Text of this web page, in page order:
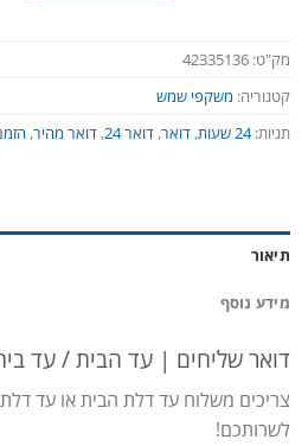
מק"ט: 42335136
קטגוריה: משקפי שמש
תגיות:24 שעות , דואר, דואר 24 , דואר מהיר,
תיאור
מידע נוסף
דואר שליחים | עד הבית / עד
צריכים משלוח עד דלת הבית או עד
לשרותכם!